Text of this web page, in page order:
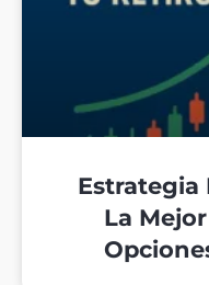
Estrategia
La